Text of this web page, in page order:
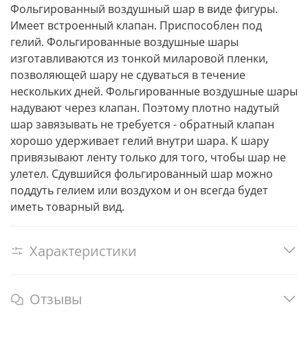
Фольгированный воздушный шар в виде фигуры.
Имеет встроенный клапан. Приспособлен под
гелий. Фольгированные воздушные шары
изготавливаются из тонкой миларовой пленки,
позволяющей шару не сдуваться в течение
нескольких дней. Фольгированные воздушные шары
надувают через клапан. Поэтому плотно надутый
шар завязывать не требуется - обратный клапан
хорошо удерживает гелий внутри шара. К шару
привязывают ленту только для того, чтобы шар не
улетел. Сдувшийся фольгированный шар можно
поддуть гелием или воздухом и он всегда будет
иметь товарный вид.
Характеристики
Отзывы